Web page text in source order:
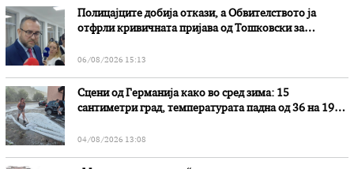
Полицајците добија откази, а Обвителството ја
отфрли кривичната пријава од Тошковски за
06/08/2026 15:13
Сцени од Германија како во сред зима: 15
сантиметри град, температурата падна од 36 на 19
04/08/2026 13:08